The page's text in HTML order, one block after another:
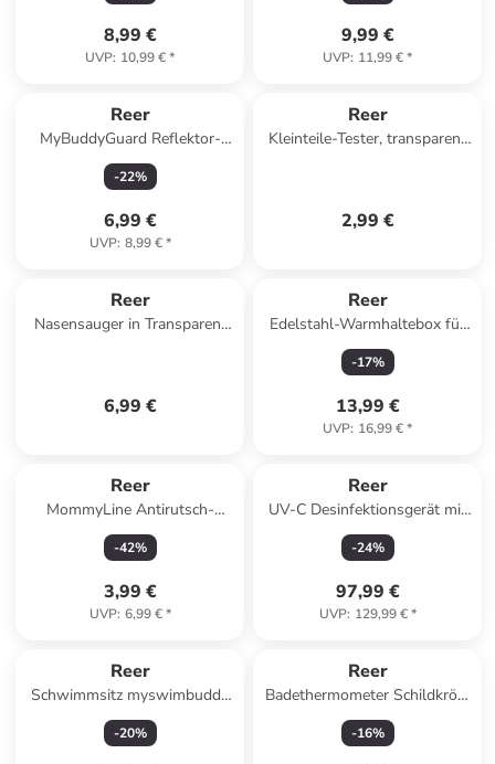
8,99 €
UVP: 10,99 €*
9,99 €
UVP: 11,99 €*
Reer
MyBuddyGuard Reflektor-
Bänder in Gelb ab 3 Jahre
-22%
6,99 €
UVP: 8,99 €*
Reer
Kleinteile-Tester, transparent
2,99 €
Reer
Nasensauger in Transparent
6,99 €
Reer
Edelstahl-Warmhaltebox für
Nahrung mit Becher in
Silberfarben ab 0 Monate
-17%
13,99 €
UVP: 16,99 €*
Reer
MommyLine Antirutsch-
Wohlfühlsocken (39/42) in
Grün ab 6 Jahre
-42%
3,99 €
UVP: 6,99 €*
Reer
UV-C Desinfektionsgerät mit
Trocknungsfunktion in Weiß
ab 0 Monate
-24%
97,99 €
UVP: 129,99 €*
Reer
Schwimmsitz myswimbuddy
von 6 Monate in rot
-20%
Reer
Badethermometer Schildkröte
in Grün ab 0 Monate
-16%